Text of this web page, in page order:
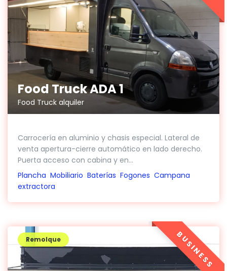
Food Truck ADA 1
Food Truck alquiler
Carrocería en aluminio y chasis especial. Lateral de
venta apertura-cierre automático en lado derecho.
Puerta acceso con cabina y en...
Plancha Mobiliario Baterías Fogones Campana
extractora
Remolque BUSINESS